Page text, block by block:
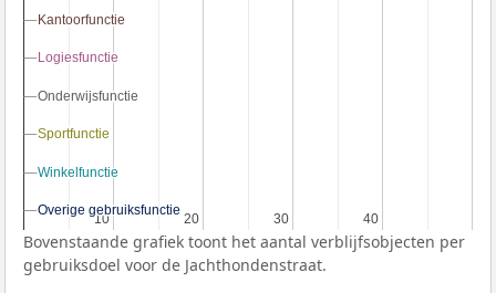
10
10 20
20 30
30 40
40
Kantoorfunctie
Kantoorfunctie
Logiesfunctie
Logiesfunctie
Onderwijsfunctie
Onderwijsfunctie
Sportfunctie
Sportfunctie
Winkelfunctie
Winkelfunctie
Overige gebruiksfunctie
Overige gebruiksfunctie
Bovenstaande grafiek toont het aantal verblijfsobjecten per
gebruiksdoel voor de Jachthondenstraat.